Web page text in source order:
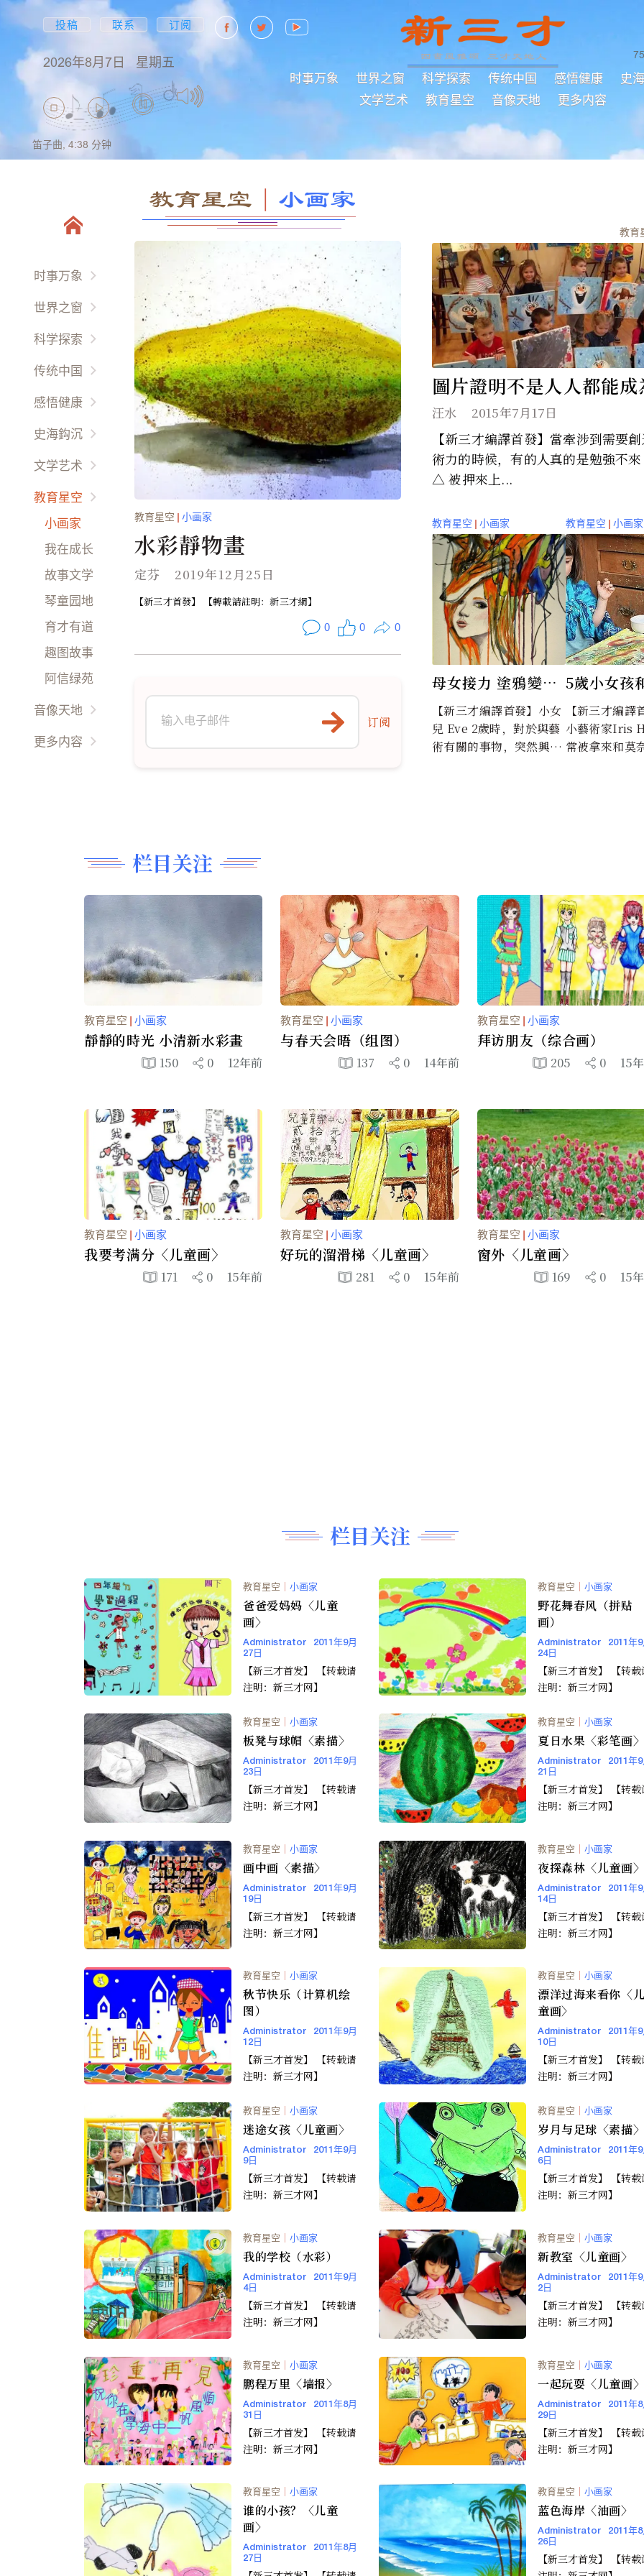
投稿 联系 订阅
2026年8月7日 星期五
时事万象 世界之窗 科学探索 传统中国 感悟健康
史
文学艺术
教育星空 音像天地 更多内容
笛子曲, 4:38 分钟
时事万象
两岸三地
财经动态
娱乐干线
時尚精品
世界之窗
他鄉异客
环球风情
西哲信仰
科学探索
宇宙時空
生命奥秘
传统中国
以人为鉴
天朝盛事
文化道德
民风民俗
感悟健康
先科新觉
幽情雅趣
感悟生活
才艺方圆
生活百科
男来女往
礼仪职场
美食厨艺
史海鈎沉
世界史话
文学艺术
专栏作家
世界文学
余音繞梁
作品新创
古典名作
民间艺术
油彩丹青
现代文学
诗词歌赋
教育星空
小画家
我在成长
故事文学
琴童园地
育才有道
趣图故事
阿信绿苑
音像天地
古典音乐
更多内容
教育星空 小画家
教育星空 | 小画家
水彩靜物畫
定芬 2019年12月25日
【新三才首發】 【轉載請註明：新三才網】
0 0 0
订阅
教育
圖片證明不是人人都能
家（組圖）
汪水 2015年7月17日
【新三才編譯首發】當牽涉到需要
術力的時候，有的人真的是勉強不
△ 被押來上...
教育星空 | 小画家
母女接力 塗鴉變畫
作 （組圖）
【新三才編譯首發】小女
兒 Eve 2歲時，對於與藝
術有關的事物，突然興趣
教育星空 | 小画家
5歲小女孩
象派畫作
【新三才編譯
小藝術家Iris
常被拿來和莫
栏目关注
教育星空 |小画家
靜靜的時光 小清新水彩畫
150 0 12年前
教育星空 |小画家
与春天会晤（组图）
137 0 14年前
教育星空 |小画家
拜访朋友（综合画）
205 0 15
教育星空 |小画家
我要考满分〈儿童画〉
171 0 15年前
教育星空 |小画家
好玩的溜滑梯〈儿童画〉
281 0 15年前
教育星空 |小画家
窗外〈儿童画〉
169 0 15
栏目关注
教育星空 ｜ 小画家
爸爸爱妈妈〈儿童
画〉
Administrator
2011年9月
27日
【新三才首发】 【转载请
注明：新三才网】
教育星空 ｜ 小画家
野花舞春风（拼贴
画）
Administrator
2011年9
24日
【新三才首发】 【转载请
注明：新三才网】
教育星空 ｜ 小画家
板凳与球帽〈素描〉
Administrator
2011年9月
23日
【新三才首发】 【转载请
注明：新三才网】
教育星空 ｜ 小画家
夏日水果〈彩笔画
Administrator
2011年9
21日
【新三才首发】 【转载请
注明：新三才网】
教育星空 ｜ 小画家
画中画〈素描〉
Administrator
2011年9月
19日
【新三才首发】 【转载请
注明：新三才网】
教育星空 ｜ 小画家
夜探森林〈儿童画
Administrator
2011年9
14日
【新三才首发】 【转载请
注明：新三才网】
教育星空 小画家
秋节快乐（计算机绘
图）
Administrator
2011年9月
12日
【新三才首发】 【转载请
注明：新三才网】
教育星空 小画家
漂洋过海来看你〈
童画〉
Administrator
2011年9
10日
【新三才首发】 【转载请
注明：新三才网】
教育星空 小画家
迷途女孩〈儿童画〉
Administrator
2011年9月
9日
【新三才首发】 【转载请
注明：新三才网】
教育星空 小画家
岁月与足球〈素描
Administrator
2011年9
6日
【新三才首发】 【转载请
注明：新三才网】
教育星空 ｜ 小画家
我的学校（水彩）
Administrator
2011年9月
4日
【新三才首发】 【转载请
注明：新三才网】
教育星空 ｜ 小画家
新教室〈儿童画〉
Administrator
2011年9
2日
【新三才首发】 【转载请
注明：新三才网】
教育星空 ｜ 小画家
鹏程万里〈墙报〉
Administrator
2011年8月
31日
【新三才首发】 【转载请
注明：新三才网】
教育星空 ｜ 小画家
一起玩耍〈儿童画
Administrator
2011年8
29日
【新三才首发】 【转载请
注明：新三才网】
教育星空 小画家
谁的小孩？〈儿童
画〉
Administrator
2011年8月
27日
教育星空 小画家
蓝色海岸〈油画〉
Administrator
2011年8
26日
【新三才首发】 【转载请